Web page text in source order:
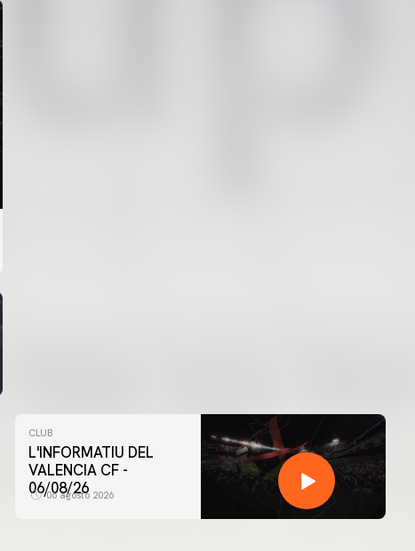
CLUB
L'INFORMATIU DEL
VALENCIA CF -
06/08/26
06 agosto 2026